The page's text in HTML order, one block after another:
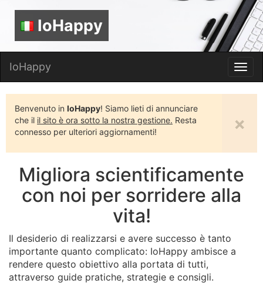
IoHappy
IoHappy
Benvenuto in IoHappy! Siamo lieti di annunciare
che il il sito è ora sotto la nostra gestione. Resta
connesso per ulteriori aggiornamenti!
×
Migliora scientificamente
con noi per sorridere alla
vita!
Il desiderio di realizzarsi e avere successo è tanto
importante quanto complicato: IoHappy ambisce a
rendere questo obiettivo alla portata di tutti,
attraverso guide pratiche, strategie e consigli.